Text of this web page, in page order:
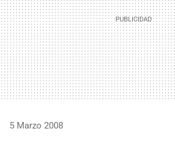
5 Marzo 2008